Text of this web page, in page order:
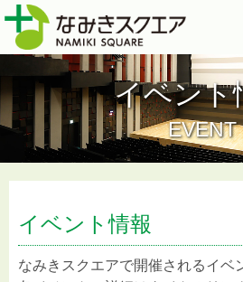
イベント
EVENT
イベント情報
なみきスクエアで開催されるイベ